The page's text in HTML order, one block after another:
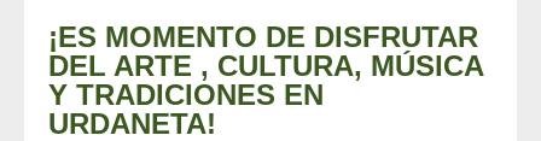
¡ES MOMENTO DE DISFRUTAR
DEL ARTE , CULTURA, MÚSICA
Y TRADICIONES EN
URDANETA!